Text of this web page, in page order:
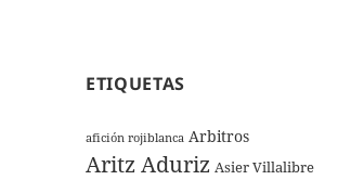
ETIQUETAS
afición rojiblanca Arbitros
Aritz Aduriz Asier Villalibre